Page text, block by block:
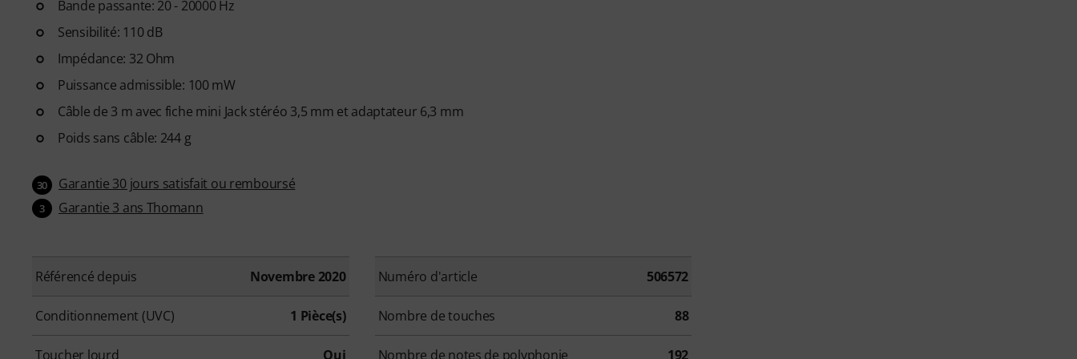
Bande passante: 20 - 20000 Hz
Sensibilité: 110 dB
Impédance: 32 Ohm
Puissance admissible: 100 mW
Câble de 3 m avec fiche mini Jack stéréo 3,5 mm et adaptateur 6,3 mm
Poids sans câble: 244 g
30 Garantie 30 jours satisfait ou remboursé
3 Garantie 3 ans Thomann
Référencé depuis Novembre 2020 Numéro d'article 506572
Conditionnement (UVC) 1 Pièce(s) Nombre de touches 88
Toucher lourd Oui Nombre de notes de polyphonie 192